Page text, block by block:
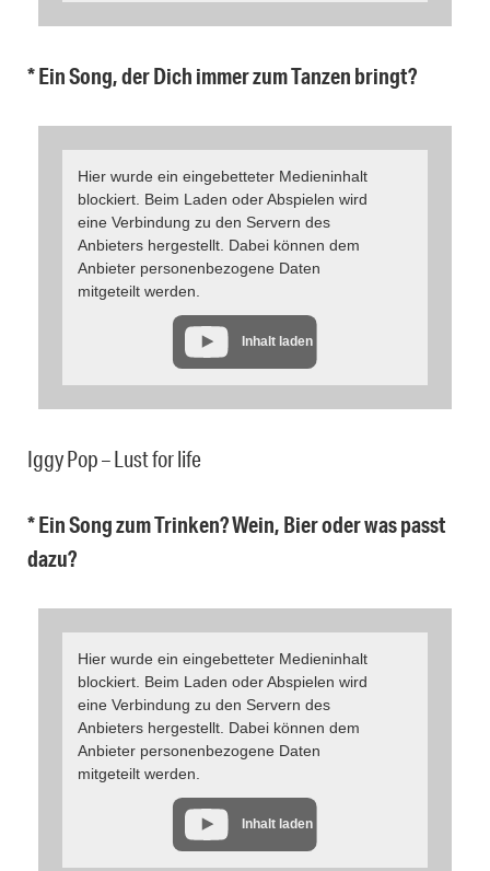
* Ein Song, der Dich immer zum Tanzen bringt?
Hier wurde ein eingebetteter Medieninhalt
blockiert. Beim Laden oder Abspielen wird
eine Verbindung zu den Servern des
Anbieters hergestellt. Dabei können dem
Anbieter personenbezogene Daten
mitgeteilt werden.
Inhalt laden
Iggy Pop – Lust for life
* Ein Song zum Trinken? Wein, Bier oder was passt
dazu?
Hier wurde ein eingebetteter Medieninhalt
blockiert. Beim Laden oder Abspielen wird
eine Verbindung zu den Servern des
Anbieters hergestellt. Dabei können dem
Anbieter personenbezogene Daten
mitgeteilt werden.
Inhalt laden